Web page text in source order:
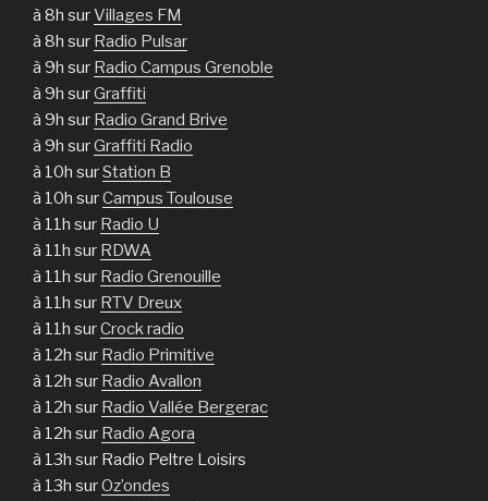
à 8h surVillages FM
à 8h sur Radio Pulsar
à 9h sur Radio Campus Grenoble
à 9h surGraffiti
à 9h sur Radio Grand Brive
à 9h surGraffiti Radio
à 10h surStation B
à 10h surCampus Toulouse
à 11h sur Radio U
à 11h sur RDWA
à 11h sur Radio Grenouille
à 11h sur RTV Dreux
à 11h surCrock radio
à 12h sur Radio Primitive
à 12h sur Radio Avallon
à 12h sur Radio Vallée Bergerac
à 12h sur Radio Agora
à 13h sur Radio Peltre Loisirs
à 13h surOz’ondes